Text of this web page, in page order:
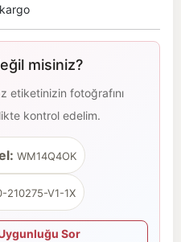
kargo
misiniz?
etiketinizin fotoğrafını
kontrol edelim.
WM14Q4OK
210275-V1-1X
Sor